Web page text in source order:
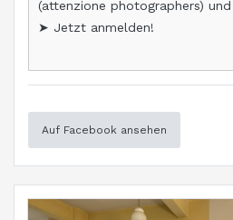
(attenzione photographers)
➤ Jetzt anmelden!
Auf Facebook ansehen